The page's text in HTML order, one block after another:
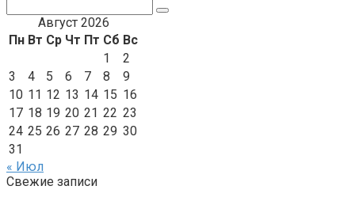
Август 2026
Пн Вт Ср Чт Пт Сб Вс
1
2
3
4 5 6 7 8
9
10 11 12 13 14 15 16
17 18 19 20 21 22 23
24 25 26 27 28 29 30
31
« Июл
Свежие записи